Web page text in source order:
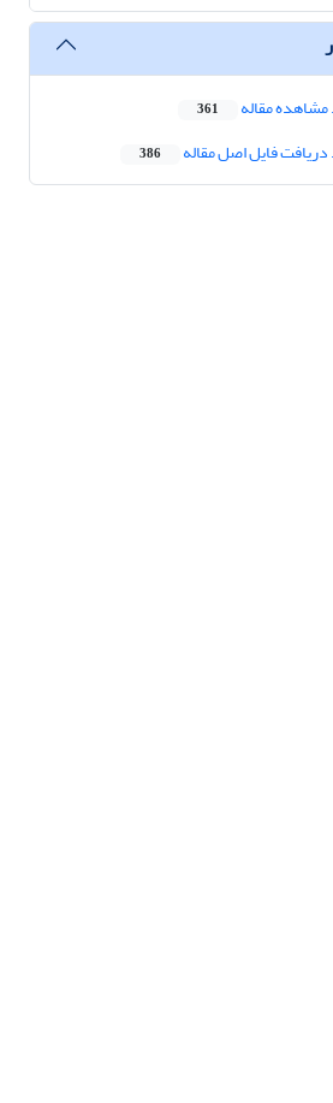
مشاهده مقاله 361
دریافت فایل اصل مقاله 386